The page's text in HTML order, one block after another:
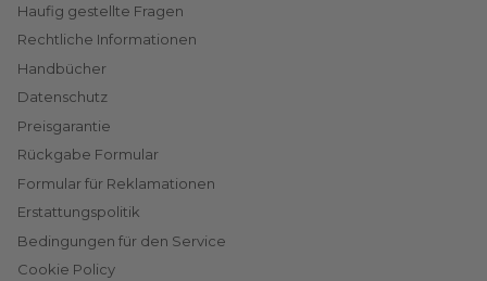
Haufig gestellte Fragen
Rechtliche Informationen
Handbücher
Datenschutz
Preisgarantie
Rückgabe Formular
Formular für Reklamationen
Erstattungspolitik
Bedingungen für den Service
Cookie Policy